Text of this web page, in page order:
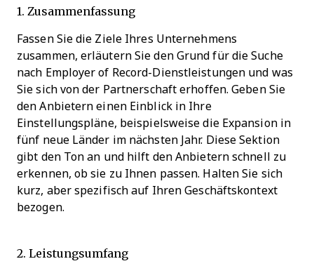
1. Zusammenfassung
Fassen Sie die Ziele Ihres Unternehmens
zusammen, erläutern Sie den Grund für die Suche
nach Employer of Record-Dienstleistungen und was
Sie sich von der Partnerschaft erhoffen. Geben Sie
den Anbietern einen Einblick in Ihre
Einstellungspläne, beispielsweise die Expansion in
fünf neue Länder im nächsten Jahr. Diese Sektion
gibt den Ton an und hilft den Anbietern schnell zu
erkennen, ob sie zu Ihnen passen. Halten Sie sich
kurz, aber spezifisch auf Ihren Geschäftskontext
bezogen.
2. Leistungsumfang